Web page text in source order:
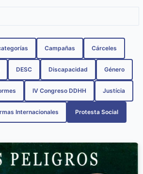
Campañas Cárceles
DESC Discapacidad Género
IV Congreso DDHH Justícia
Internacionales Protesta Social